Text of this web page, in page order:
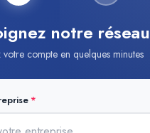
notre réseau
votre compte en quelques minutes